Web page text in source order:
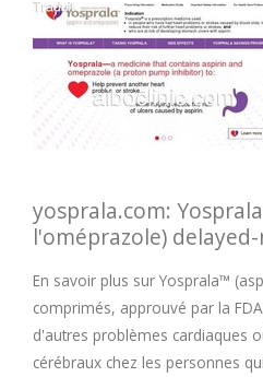
yosprala.com:
l'oméprazole)
En savoir plus sur Yosprala™
comprimés, approuvé par la
d'autres problèmes cardiaques
cérébraux chez les personnes